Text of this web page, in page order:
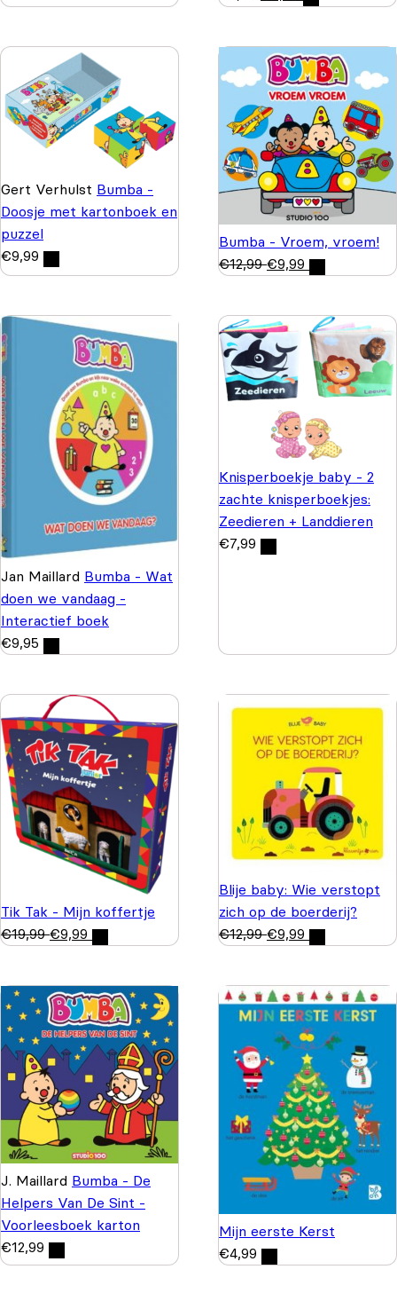
Gert Verhulst Bumba -
Doosje met kartonboek en
puzzel
€9,99
Bumba - Vroem, vroem!
€12,99 €9,99
Jan Maillard Bumba - Wat
doen we vandaag -
Interactief boek
€9,95
Knisperboekje baby - 2
zachte knisperboekjes:
Zeedieren + Landdieren
€7,99
Tik Tak - Mijn koffertje
€19,99 €9,99
Blije baby: Wie verstopt
zich op de boerderij?
€12,99 €9,99
J. Maillard Bumba - De
Helpers Van De Sint -
Voorleesboek karton
€12,99
Mijn eerste Kerst
€4,99